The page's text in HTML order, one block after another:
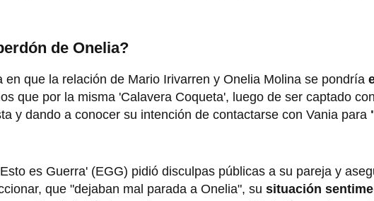
de Onelia?
que la relación de Mario Irivarren y Onelia Molina se pondría
que por la misma 'Calavera Coqueta', luego de ser captado
y dando a conocer su intención de contactarse con Vania para
es Guerra' (EGG) pidió disculpas públicas a su pareja y
que "dejaban mal parada a Onelia", su situación